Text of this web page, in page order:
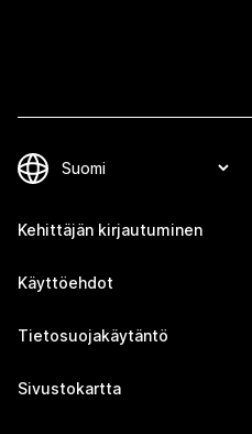
Kehittäjän kirjautuminen
Käyttöehdot
Tietosuojakäytäntö
Sivustokartta